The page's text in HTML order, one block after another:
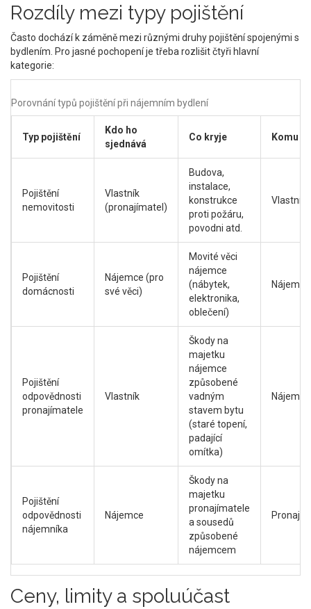
Rozdíly mezi typy pojištění
Často dochází k záměně mezi různými druhy pojištění spojenými s
bydlením. Pro jasné pochopení je třeba rozlišit čtyři hlavní
kategorie:
Porovnání typů pojištění při nájemním bydlení
Typ pojištění
Kdo ho
sjednává
Co kryje Komu
Pojištění
nemovitosti
Vlastník
(pronajímatel)
Budova,
instalace,
konstrukce
proti požáru,
povodni atd.
Pojištění
domácnosti
Nájemce (pro
své věci)
Movité věci
nájemce
(nábytek,
elektronika,
oblečení)
Nájemci
Pojištění
odpovědnosti
pronajímatele
Vlastník
Škody na
majetku
nájemce
způsobené
vadným
stavem bytu
(staré topení,
padající
omítka)
Pojištění
odpovědnosti
nájemníka
Nájemce
Škody na
majetku
pronajímatele
a sousedů
způsobené
nájemcem
Ceny, limity a spoluúčast